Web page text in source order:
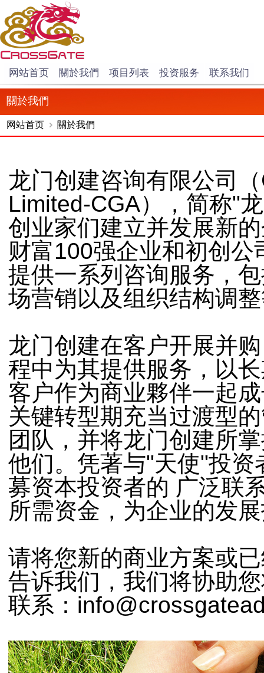
网站首页 關於我們 项目列表 投资服务 联系我们
關於我們
网站首页 關於我們
龙门创建咨询有限公司
Limited-CGA），简称"
创业家们建立并发展新
财富100强企业和初创
提供一系列咨询服务，
场营销以及组织结构调
龙门创建在客户开展并
程中为其提供服务，以
客户作为商业夥伴一起
关键转型期充当过渡型
团队，并将龙门创建所
他们。凭著与"天使"投
募资本投资者的 广泛联
所需资金，为企业的发
请将您新的商业方案或
告诉我们，我们将协助
联系：